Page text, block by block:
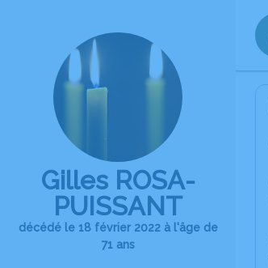
Gilles ROSA-
PUISSANT
décédé le 18 février 2022 à l'âge de
71 ans